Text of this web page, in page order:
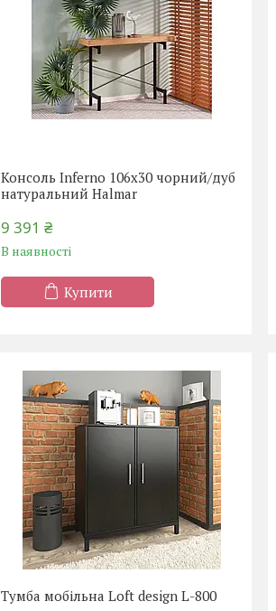
Консоль Inferno 106x30 чорний/дуб
натуральний Halmar
9 391 ₴
В наявності
Купити
Тумба мобільна Loft design L-800